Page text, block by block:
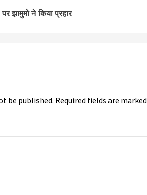
झामुमो ने किया प्रहार
be published. Required fields are marked